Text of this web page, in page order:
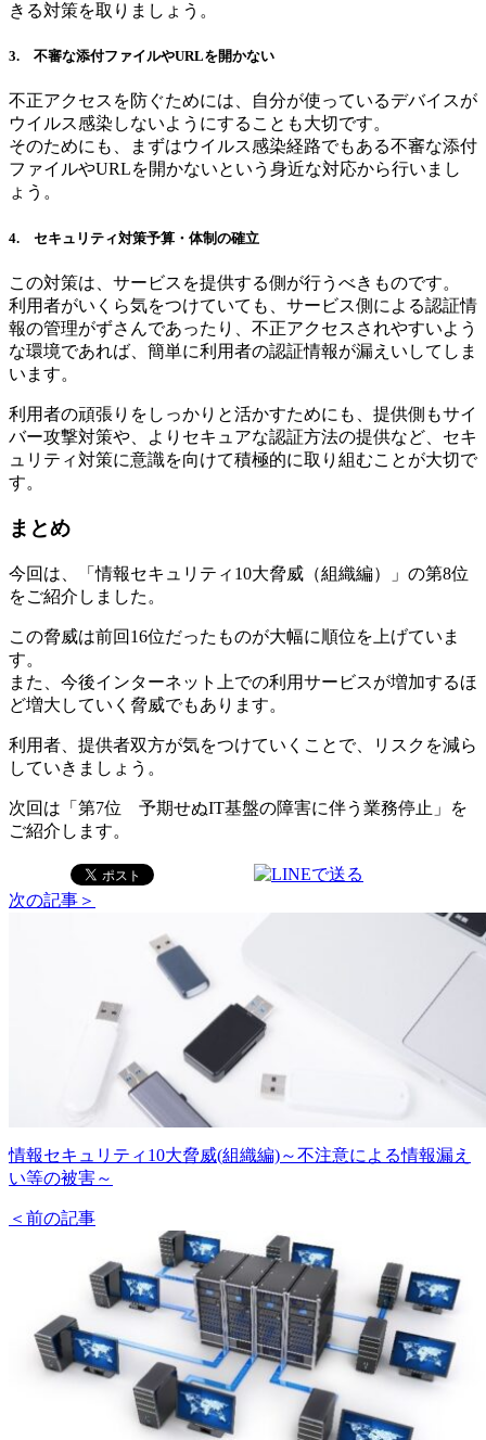
きる対策を取りましょう。
3. 不審な添付ファイルやURLを開かない
不正アクセスを防ぐためには、自分が使っているデバイスが
ウイルス感染しないようにすることも大切です。
そのためにも、まずはウイルス感染経路でもある不審な添付
ファイルやURLを開かないという身近な対応から行いまし
ょう。
4. セキュリティ対策予算・体制の確立
この対策は、サービスを提供する側が行うべきものです。
利用者がいくら気をつけていても、サービス側による認証情
報の管理がずさんであったり、不正アクセスされやすいよう
な環境であれば、簡単に利用者の認証情報が漏えいしてしま
います。
利用者の頑張りをしっかりと活かすためにも、提供側もサイ
バー攻撃対策や、よりセキュアな認証方法の提供など、セキ
ュリティ対策に意識を向けて積極的に取り組むことが大切で
す。
まとめ
今回は、「情報セキュリティ10大脅威（組織編）」の第8位
をご紹介しました。
この脅威は前回16位だったものが大幅に順位を上げていま
す。
また、今後インターネット上での利用サービスが増加するほ
ど増大していく脅威でもあります。
利用者、提供者双方が気をつけていくことで、リスクを減ら
していきましょう。
次回は「第7位 予期せぬIT基盤の障害に伴う業務停止」を
ご紹介します。
次の記事＞
情報セキュリティ10大脅威(組織編)～不注意による情報漏え
い等の被害～
＜前の記事